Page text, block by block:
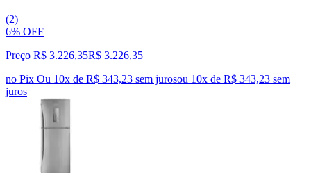
(2)
6% OFF
Preço R$ 3.226,35R$ 3.226,35
no Pix Ou 10x de R$ 343,23 sem jurosou 10x de R$ 343,23 sem
juros